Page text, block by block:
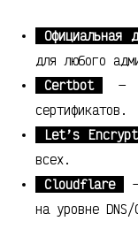
Официальная
для любого
Certbot
—
сертификатов.
Let’s Encrypt
всех.
Cloudflare
на уровне DNS/